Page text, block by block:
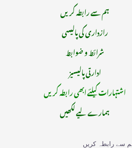
ہم سے رابطہ کریں
رازداری کی پالیسی
شرائط و ضوابط
ادارتی پالیسیز
اشتہارات کیلئے ابھی رابطہ کریں
ہمارے لیے لکھیں
ہم سے رابطہ کریں